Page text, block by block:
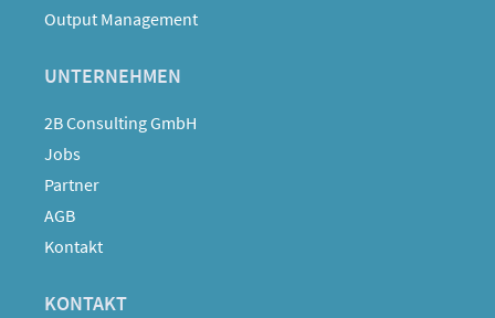
Output Management
UNTERNEHMEN
2B Consulting GmbH
Jobs
Partner
AGB
Kontakt
KONTAKT